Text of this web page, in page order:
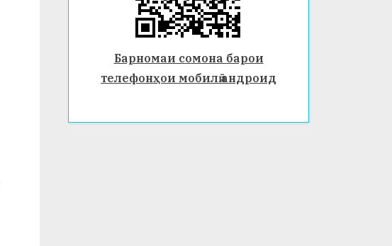
Барномаи сомона барои
телефонҳои мобилӣ андроид